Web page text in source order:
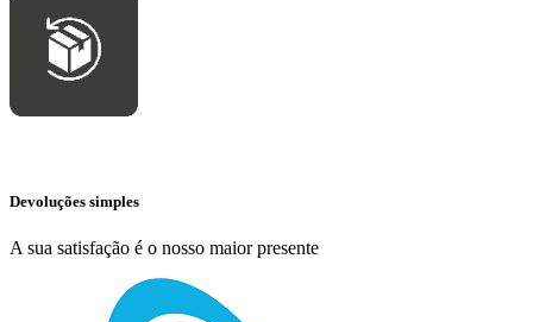
Devoluções simples
A sua satisfação é o nosso maior presente